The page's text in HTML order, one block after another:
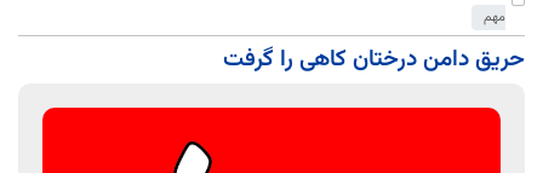
مهم
حریق دامن درختان کاهی را گرفت